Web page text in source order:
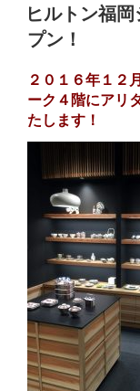
稿
日:
ヒルトン福
プン！
２０１６年１２
ーク４階にアリ
たします！